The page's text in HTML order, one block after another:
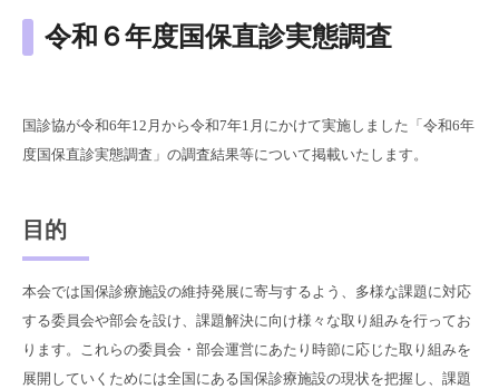
令和６年度国保直診実態調査
国診協が令和6年12月から令和7年1月にかけて実施しました「令和6年
度国保直診実態調査」の調査結果等について掲載いたします。
目的
本会では国保診療施設の維持発展に寄与するよう、多様な課題に対応
する委員会や部会を設け、課題解決に向け様々な取り組みを行ってお
ります。これらの委員会・部会運営にあたり時節に応じた取り組みを
展開していくためには全国にある国保診療施設の現状を把握し、課題